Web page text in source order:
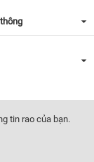
tin rao của bạn.